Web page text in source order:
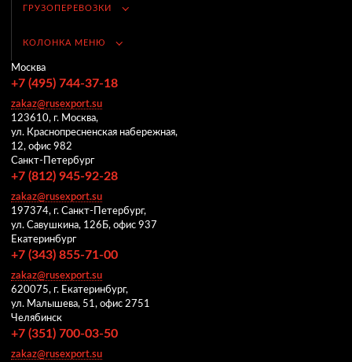
ГРУЗОПЕРЕВОЗКИ
КОЛОНКА МЕНЮ
Москва
+7 (495) 744-37-18
zakaz@rusexport.su
123610, г. Москва,
ул. Краснопресненская набережная,
12, офис 982
Санкт-Петербург
+7 (812) 945-92-28
zakaz@rusexport.su
197374, г. Санкт-Петербург,
ул. Савушкина, 126Б, офис 937
Екатеринбург
+7 (343) 855-71-00
zakaz@rusexport.su
620075, г. Екатеринбург,
ул. Малышева, 51, офис 2751
Челябинск
+7 (351) 700-03-50
zakaz@rusexport.su